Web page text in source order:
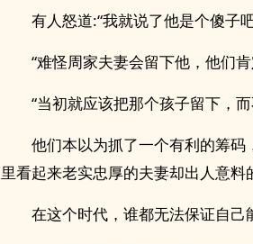
有人怒道:“我就说了他是个傻子
“难怪周家夫妻会留下他，他们
“当初就应该把那个孩子留下，
他们本以为抓了一个有利的筹
里看起来老实忠厚的夫妻却出人意料
在这个时代，谁都无法保证自己